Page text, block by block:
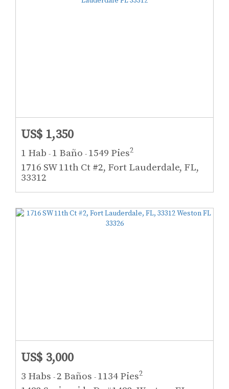
US$ 1,350
1 Hab - 1 Baño - 1549 Pies2
1716 SW 11th Ct #2, Fort Lauderdale, FL,
33312
US$ 3,000
3 Habs -2 Baños - 1134 Pies2